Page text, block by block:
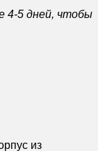
4-5 дней, чтобы
из